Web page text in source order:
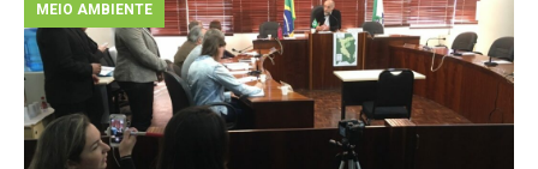
MEIO AMBIENTE